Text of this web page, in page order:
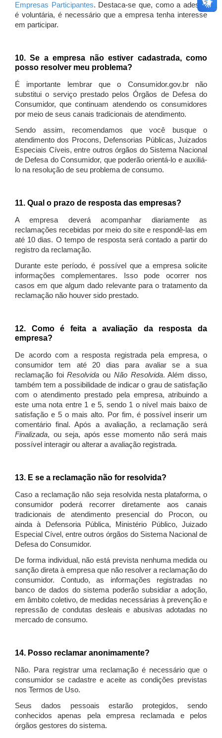
Empresas Participantes. Destaca-se que, como a adesão
é voluntária, é necessário que a empresa tenha interesse
em participar.
10. Se a empresa não estiver cadastrada, como
posso resolver meu problema?
É importante lembrar que o Consumidor.gov.br não
substitui o serviço prestado pelos Órgãos de Defesa do
Consumidor, que continuam atendendo os consumidores
por meio de seus canais tradicionais de atendimento.
Sendo assim, recomendamos que você busque o
atendimento dos Procons, Defensorias Públicas, Juizados
Especiais Cíveis, entre outros órgãos do Sistema Nacional
de Defesa do Consumidor, que poderão orientá-lo e auxiliá-
lo na resolução de seu problema de consumo.
11. Qual o prazo de resposta das empresas?
A empresa deverá acompanhar diariamente as
reclamações recebidas por meio do site e respondê-las em
até 10 dias. O tempo de resposta será contado a partir do
registro da reclamação.
Durante este período, é possível que a empresa solicite
informações complementares. Isso pode ocorrer nos
casos em que algum dado relevante para o tratamento da
reclamação não houver sido prestado.
12. Como é feita a avaliação da resposta da
empresa?
De acordo com a resposta registrada pela empresa, o
consumidor tem até 20 dias para avaliar se a sua
reclamação foiResolvida ou Não Resolvida. Além disso,
também tem a possibilidade de indicar o grau de satisfação
com o atendimento prestado pela empresa, atribuindo a
este uma nota entre 1 e 5, sendo 1 o nível mais baixo de
satisfação e 5 o mais alto. Por fim, é possível inserir um
comentário final. Após a avaliação, a reclamação será
Finalizada, ou seja, após esse momento não será mais
possível interagir ou alterar a avaliação registrada.
13. E se a reclamação não for resolvida?
Caso a reclamação não seja resolvida nesta plataforma, o
consumidor poderá recorrer diretamente aos canais
tradicionais de atendimento presencial do Procon, ou
ainda à Defensoria Pública, Ministério Público, Juizado
Especial Cível, entre outros órgãos do Sistema Nacional de
Defesa do Consumidor.
De forma individual, não está prevista nenhuma medida ou
sanção direta à empresa que não resolver a reclamação do
consumidor. Contudo, as informações registradas no
banco de dados do sistema poderão subsidiar a adoção,
em âmbito coletivo, de medidas necessárias à prevenção e
repressão de condutas desleais e abusivas adotadas no
mercado de consumo.
14. Posso reclamar anonimamente?
Não. Para registrar uma reclamação é necessário que o
consumidor se cadastre e aceite as condições previstas
nos Termos de Uso.
Seus dados pessoais estarão protegidos, sendo
conhecidos apenas pela empresa reclamada e pelos
órgãos gestores do sistema.